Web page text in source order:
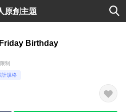
原創主題
Birthday
制
計規格